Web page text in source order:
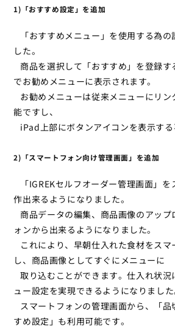
1)「おすすめ設定」を追加
「おすすめメニュー」を使用する為の
した。
商品を選択して「おすすめ」を登録
でお勧めメニューに表示されます。
お勧めメニューは従来メニューにリン
能ですし、
iPad上部にボタンアイコンを表示する
2)「スマートフォン向け管理画面」を追加
「IGREKセルフオーダー管理画面」を
作出来るようになりました。
商品データの編集、商品画像のアップ
ォンから出来るようになりました。
これにより、早朝仕入れた食材をスマ
し、商品画像としてすぐにメニューに
取り込むことができます。仕入れ状況
ュー設定を実現できるようになりました
スマートフォンの管理画面から、「品
すめ設定」も利用可能です。